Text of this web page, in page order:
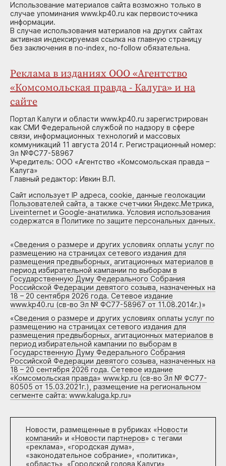
Использование материалов сайта возможно только в
случае упоминания www.kp40.ru как первоисточника
информации.
В случае использования материалов на других сайтах
активная индексируемая ссылка на главную страницу
без заключения в no-index, no-follow обязательна.
Реклама в изданиях ООО «Агентство
«Комсомольская правда - Калуга» и на
сайте
Портал Калуги и области www.kp40.ru зарегистрирован
как СМИ Федеральной службой по надзору в сфере
связи, информационных технологий и массовых
коммуникаций 11 августа 2014 г. Регистрационный номер:
Эл №ФС77-58967
Учредитель: ООО «Агентство «Комсомольская правда –
Калуга»
Главный редактор: Ивкин В.П.
Сайт использует IP адреса, cookie, данные геолокации
Пользователей сайта, а также счетчики Яндекс.Метрика,
Liveinternet и Google-анатилика. Условия использования
содержатся в Политике по защите персональных данных.
«Сведения о размере и других условиях оплаты услуг по
размещению на страницах сетевого издания для
размещения предвыборных, агитационных материалов в
период избирательной кампании по выборам в
Государственную Думу Федерального Собрания
Российской Федерации девятого созыва, назначенных на
18 – 20 сентября 2026 года. Сетевое издание
www.kp40.ru (св-во Эл № ФС77-58967 от 11.08.2014г.)»
«Сведения о размере и других условиях оплаты услуг по
размещению на страницах сетевого издания для
размещения предвыборных, агитационных материалов в
период избирательной кампании по выборам в
Государственную Думу Федерального Собрания
Российской Федерации девятого созыва, назначенных на
18 – 20 сентября 2026 года. Сетевое издание
«Комсомольская правда» www.kp.ru (св-во Эл № ФС77-
80505 от 15.03.2021г.), размещение на региональном
сегменте сайта: www.kaluga.kp.ru»
Новости, размещенные в рубриках «Новости
компаний» и «Новости партнеров» с тегами
«реклама», «городская дума»,
«законодательное собрание», «политика»,
«область», «Городской голова Калуги»